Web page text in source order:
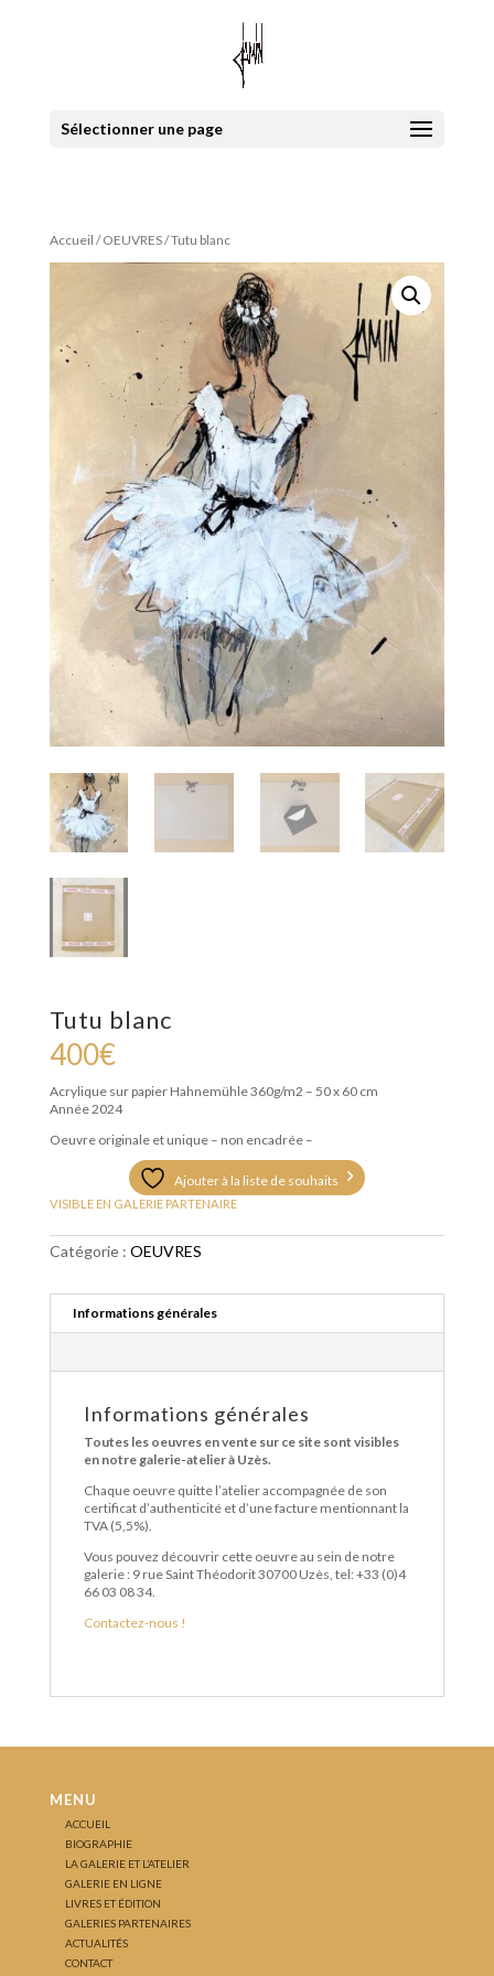
Sélectionner une page
Accueil /OEUVRES/ Tutu blanc
Tutu blanc
400€
Acrylique sur papier Hahnemühle 360g/m2 – 50 x 60 cm
Année 2024
Oeuvre originale et unique – non encadrée –
Ajouter à la liste de souhaits
VISIBLE EN GALERIE PARTENAIRE
Catégorie : OEUVRES
Informations générales
Informations générales
Toutes les oeuvres en vente sur ce site sont visibles
en notre galerie-atelier à Uzès.
Chaque oeuvre quitte l’atelier accompagnée de son
certificat d’authenticité et d’une facture mentionnant la
TVA (5,5%).
Vous pouvez découvrir cette oeuvre au sein de notre
galerie : 9 rue Saint Théodorit 30700 Uzès, tel: +33 (0)4
66 03 08 34.
Contactez-nous !
MENU
ACCUEIL
BIOGRAPHIE
LA GALERIE ET L’ATELIER
GALERIE EN LIGNE
LIVRES ET ÉDITION
GALERIES PARTENAIRES
ACTUALITÉS
CONTACT